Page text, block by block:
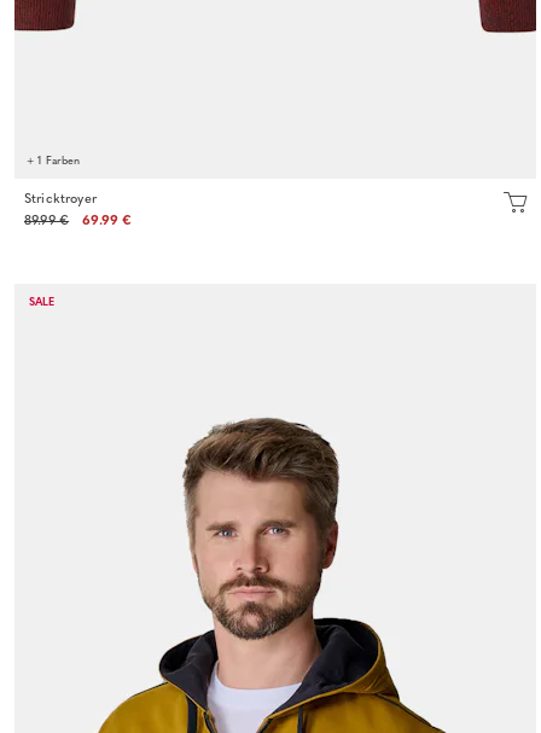
+ 1 Farben
Stricktroyer
89.99 €
69.99 €
SALE